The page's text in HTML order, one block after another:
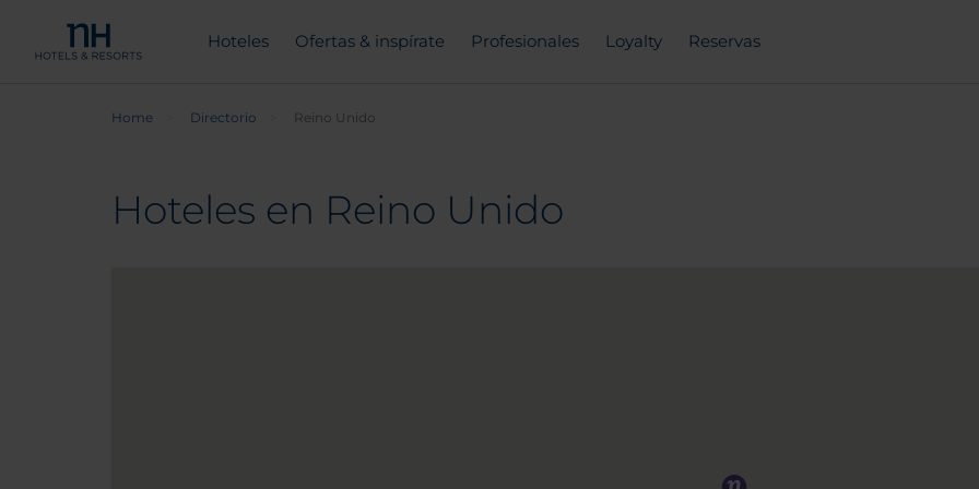
Hoteles Ofertas & inspírate Profesionales Loyalty Reservas
Home Directorio Reino Unido
Hoteles en Reino Unido